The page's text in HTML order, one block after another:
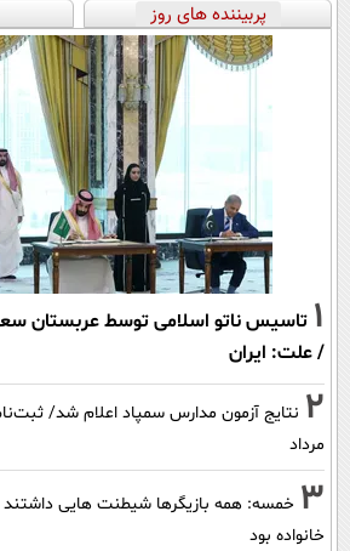
پربیننده های روز
1 تاسیس ناتو اسلامی توسط عربستان
/ علت: ایران
2
مرداد
3 خمسه: همه بازیگرها شیطنت هایی داشتند
خانواده بود